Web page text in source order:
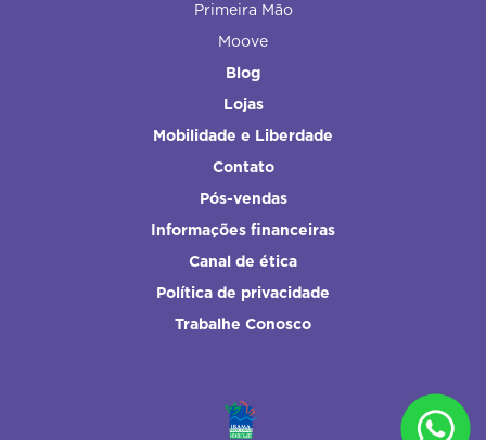
Primeira Mão
Moove
Blog
Lojas
Mobilidade e Liberdade
Contato
Pós-vendas
Informações financeiras
Canal de ética
Política de privacidade
Trabalhe Conosco